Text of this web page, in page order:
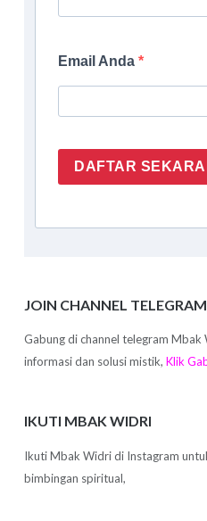
Email Anda
DAFTAR
JOIN CHANNEL TELEGRAM
Gabung di channel telegram
informasi dan solusi mistik,Klik
IKUTI MBAK WIDRI
Ikuti Mbak Widri di Instagram
bimbingan spiritual,